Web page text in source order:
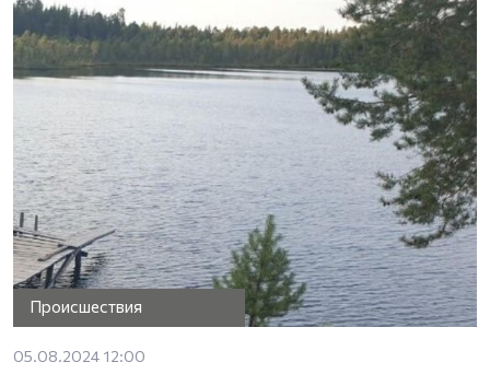
Происшествия
05.08.2024 12:00